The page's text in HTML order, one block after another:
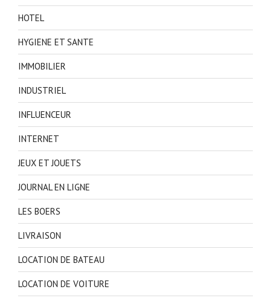
HOTEL
HYGIENE ET SANTE
IMMOBILIER
INDUSTRIEL
INFLUENCEUR
INTERNET
JEUX ET JOUETS
JOURNAL EN LIGNE
LES BOERS
LIVRAISON
LOCATION DE BATEAU
LOCATION DE VOITURE